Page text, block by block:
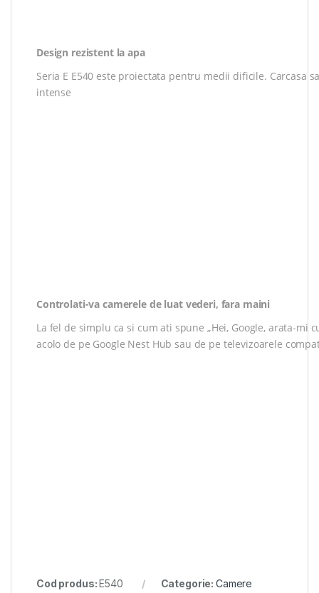
Design rezistent la apa
Seria E E540 este proiectata pentru medii dificile. Carcasa
intense
Controlati-va camerele de luat vederi, fara maini
La fel de simplu ca si cum ati spune „Hei, Google, arata-mi
acolo de pe Google Nest Hub sau de pe televizoarele
Cod produs:E540 Categorie: Camere